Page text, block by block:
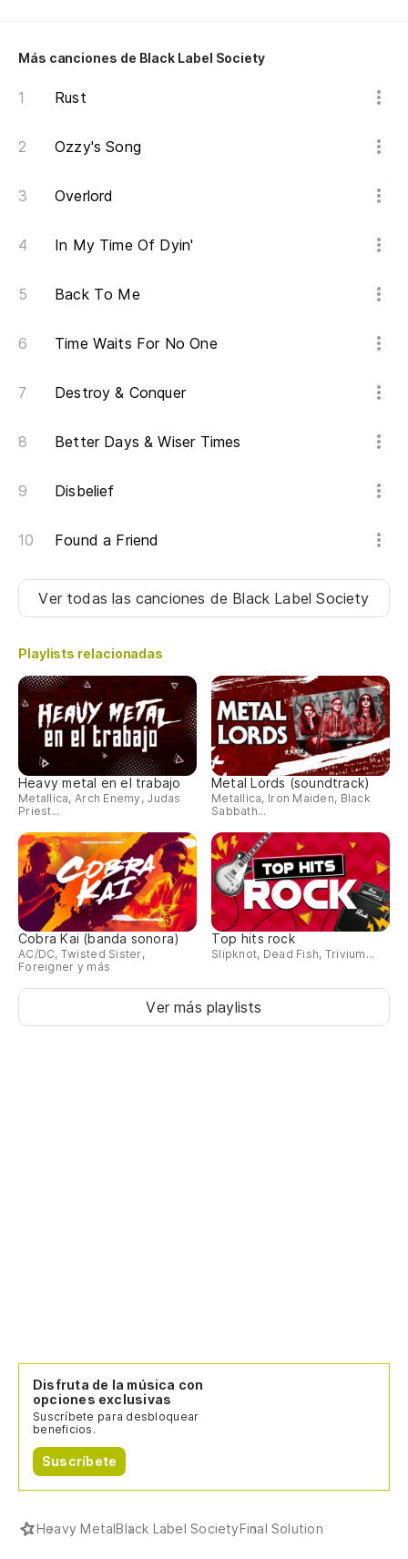
Más canciones de Black Label Society
Rust
Ozzy's Song
Overlord
In My Time Of Dyin'
Back To Me
Time Waits For No One
Destroy & Conquer
Better Days & Wiser Times
Disbelief
Found a Friend
Ver todas las canciones de Black Label Society
Playlists relacionadas
Heavy metal en el trabajo
Metallica, Arch Enemy, Judas
Priest...
Metal Lords (soundtrack)
Metallica, Iron Maiden, Black
Sabbath...
Cobra Kai (banda sonora)
AC/DC, Twisted Sister,
Foreigner y más
Top hits rock
Slipknot, Dead Fish, Trivium...
Ver más playlists
Disfruta de la música con
opciones exclusivas
Suscríbete para desbloquear
beneficios.
Suscríbete
Heavy MetalBlack Label SocietyFinal Solution